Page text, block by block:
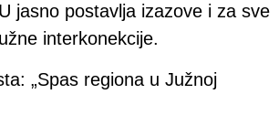
jasno postavlja izazove i za sve
interkonekcije.
„Spas regiona u Južnoj